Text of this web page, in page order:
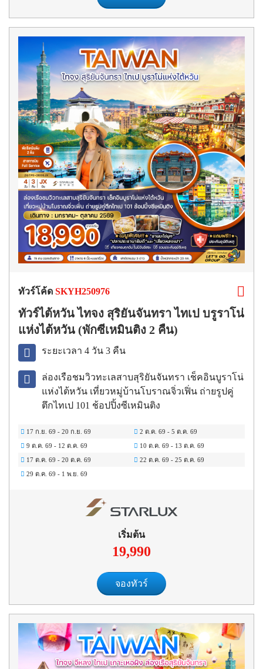
ทัวร์โค้ด SKYH250976
ทัวร์ไต้หวัน ไทจง สุริยันจันทรา ไทเป บรูราโน่
แห่งไต้หวัน (พักซีเหมินติง 2 คืน)
ระยะเวลา 4 วัน 3 คืน
ล่องเรือชมวิวทะเลสาบสุริยันจันทรา เช็คอินบูราโน่
แห่งไต้หวัน เที่ยวหมู่บ้านโบราณจิ่วเฟิ่น ถ่ายรูปคู่
ตึกไทเป 101 ช้อปปิ้งซีเหมินติง
17 ก.ย. 69 - 20 ก.ย. 69 2 ต.ค. 69 - 5 ต.ค. 69
9 ต.ค. 69 - 12 ต.ค. 69 10 ต.ค. 69 - 13 ต.ค. 69
17 ต.ค. 69 - 20 ต.ค. 69 22 ต.ค. 69 - 25 ต.ค. 69
29 ต.ค. 69 - 1 พ.ย. 69
เริ่มต้น
19,990
จองทัวร์